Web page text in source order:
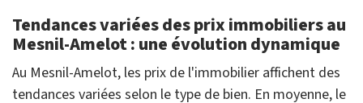
Tendances variées des prix immobiliers au
Mesnil-Amelot : une évolution dynamique
Au Mesnil-Amelot, les prix de l'immobilier affichent des
tendances variées selon le type de bien. En moyenne, le